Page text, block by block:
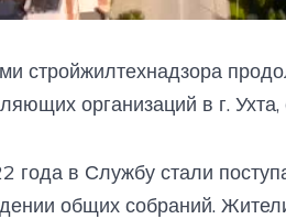
стройжилтехнадзора
организаций в г.
года в Службу стали
общих собраний.